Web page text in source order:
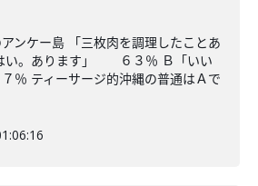
ンケー島 「三枚肉を調理したことあ
い。あります」 ６３％ Ｂ「いい
％ ティーサージ的沖縄の普通はＡで